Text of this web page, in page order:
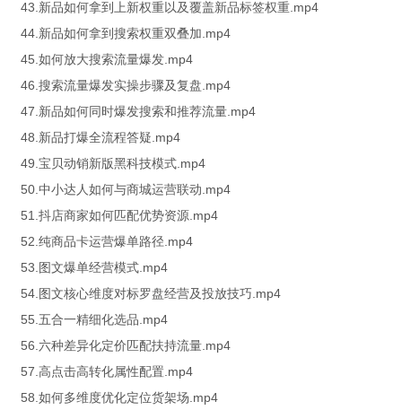
43.新品如何拿到上新权重以及覆盖新品标签权重.mp4
44.新品如何拿到搜索权重双叠加.mp4
45.如何放大搜索流量爆发.mp4
46.搜索流量爆发实操步骤及复盘.mp4
47.新品如何同时爆发搜索和推荐流量.mp4
48.新品打爆全流程答疑.mp4
49.宝贝动销新版黑科技模式.mp4
50.中小达人如何与商城运营联动.mp4
51.抖店商家如何匹配优势资源.mp4
52.纯商品卡运营爆单路径.mp4
53.图文爆单经营模式.mp4
54.图文核心维度对标罗盘经营及投放技巧.mp4
55.五合一精细化选品.mp4
56.六种差异化定价匹配扶持流量.mp4
57.高点击高转化属性配置.mp4
58.如何多维度优化定位货架场.mp4